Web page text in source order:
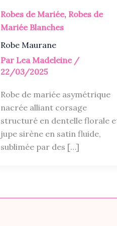
Robes de Mariée, Robes de
Mariée Blanches
Robe Maurane
Par Lea Madeleine /
22/03/2025
Robe de mariée asymétrique
nacrée alliant corsage
structuré en dentelle florale
jupe sirène en satin fluide,
sublimée par des […]